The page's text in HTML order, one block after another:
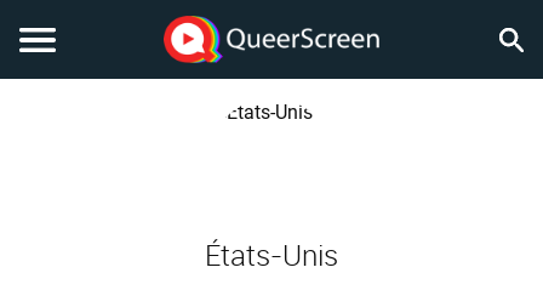
États-Unis